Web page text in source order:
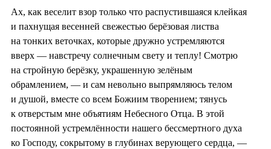
Ах, как веселит взор только что распустившаяся клейкая
и пахнущая весенней свежестью берёзовая листва
на тонких веточках, которые дружно устремляются
вверх — навстречу солнечным свету и теплу! Смотрю
на стройную берёзку, украшенную зелёным
обрамлением, — и сам невольно выпрямляюсь телом
и душой, вместе со всем Божиим творением; тянусь
к отверстым мне объятиям Небесного Отца. В этой
постоянной устремлённости нашего бессмертного духа
ко Господу, сокрытому в глубинах верующего сердца, —